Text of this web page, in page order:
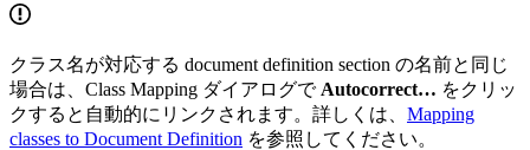
クラス名が対応する document definition section の名前と同じ
場合は、Class Mapping ダイアログで Autocorrect… をクリッ
クすると自動的にリンクされます。詳しくは、 Mapping
classes to Document Definition を参照してください。